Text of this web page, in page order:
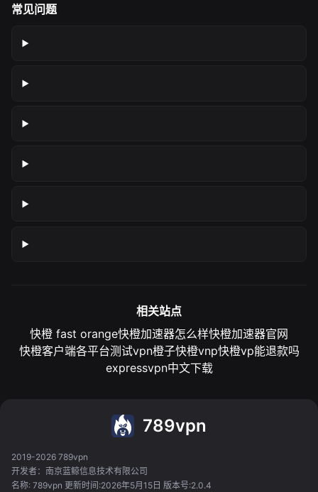
常见问题
相关站点
快橙 fast orange快橙加速器怎么样快橙加速器官网
快橙客户端各平台测试vpn橙子快橙vnp快橙vp能退款吗
expressvpn中文下载
789vpn
2019-2026 789vpn
开发者：南京蓝鲸信息技术有限公司
名称: 789vpn 更新时间:2026年5月15日 版本号:2.0.4